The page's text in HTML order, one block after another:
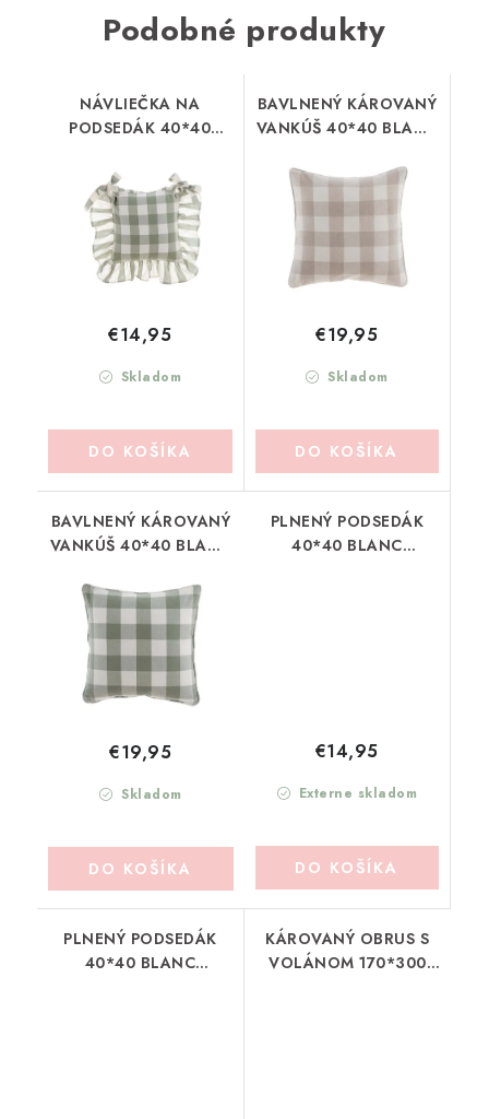
Podobné produkty
NÁVLIEČKA NA
PODSEDÁK 40*40
(A3852799VE)
Skladom
€14,95
DO KOŠÍKA
BAVLNENÝ KÁROVANÝ
VANKÚŠ 40*40 BLANC
(A3852899NT)
Skladom
€19,95
DO KOŠÍKA
BAVLNENÝ KÁROVANÝ
VANKÚŠ 40*40 BLANC
(A3852899VE)
Skladom
€19,95
DO KOŠÍKA
PLNENÝ PODSEDÁK
40*40 BLANC
Externe skladom
€14,95
DO KOŠÍKA
PLNENÝ PODSEDÁK
40*40 BLANC
KÁROVANÝ OBRUS S
VOLÁNOM 170*300